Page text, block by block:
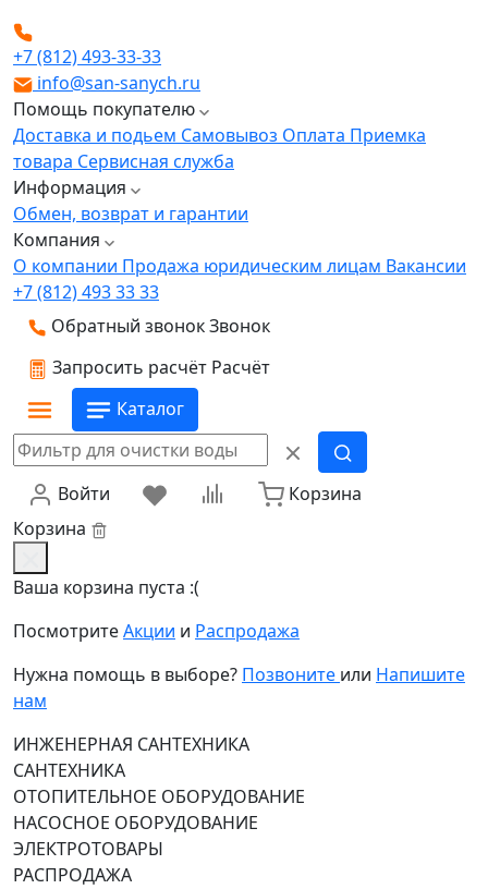
+7 (812) 493-33-33
info@san-sanych.ru
Помощь покупателю
Доставка и подьем Самовывоз Оплата Приемка
товара Сервисная служба
Информация
Обмен, возврат и гарантии
Компания
О компании Продажа юридическим лицам Вакансии
+7 (812) 493 33 33
Обратный звонокЗвонок
Запросить расчёт Расчёт
Каталог
Войти
Корзина
Корзина
Ваша корзина пуста :(
ПосмотритеАкции и Распродажа
Нужна помощь в выборе? Позвоните или Напишите
нам
ИНЖЕНЕРНАЯ САНТЕХНИКА
САНТЕХНИКА
ОТОПИТЕЛЬНОЕ ОБОРУДОВАНИЕ
НАСОСНОЕ ОБОРУДОВАНИЕ
ЭЛЕКТРОТОВАРЫ
РАСПРОДАЖА